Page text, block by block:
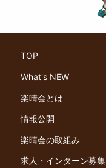
TOP
What's NEW
楽晴会とは
情報公開
楽晴会の取組み
求人・インターン募集